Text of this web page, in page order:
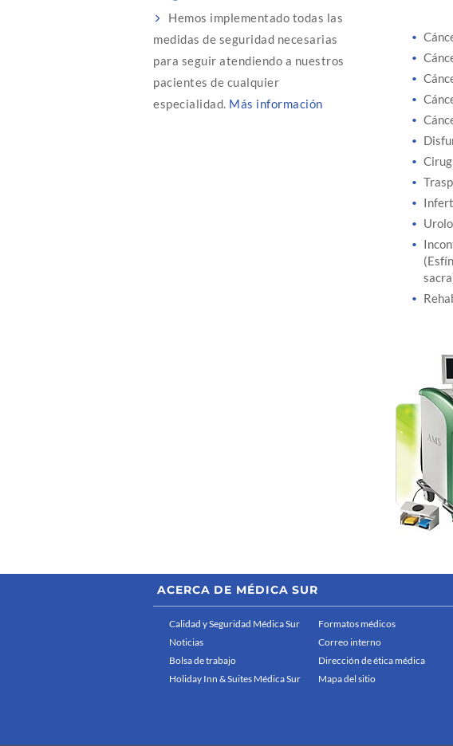
Hemos implementado todas las
medidas de seguridad necesarias
para seguir atendiendo a nuestros
pacientes de cualquier
especialidad. Más información
ACERCA DE MÉDICA SUR
Calidad y Seguridad Médica Sur
Noticias
Bolsa de trabajo
Holiday Inn & Suites Médica Sur
Formatos médicos
Correo interno
Dirección de ética médica
Mapa del sitio